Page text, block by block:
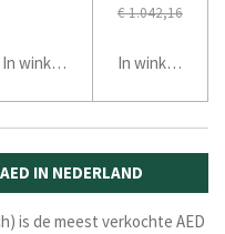
In winkelwagen
€ 1.042,16
In winkelwagen
IN NEDERLAND
is de meest verkochte AED